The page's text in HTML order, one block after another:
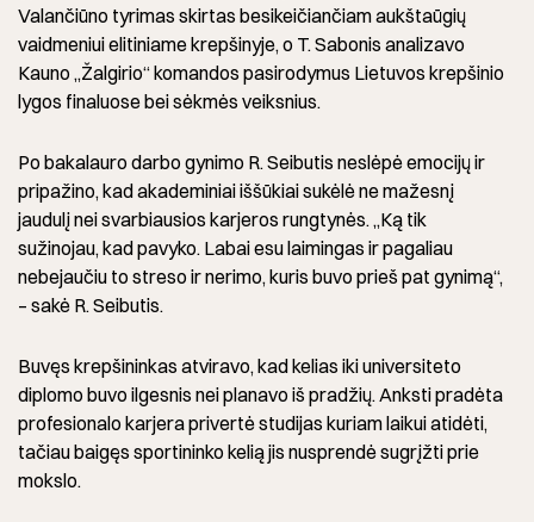
Valančiūno tyrimas skirtas besikeičiančiam aukštaūgių
vaidmeniui elitiniame krepšinyje, o T. Sabonis analizavo
Kauno „Žalgirio“ komandos pasirodymus Lietuvos krepšinio
lygos finaluose bei sėkmės veiksnius.
Po bakalauro darbo gynimo R. Seibutis neslėpė emocijų ir
pripažino, kad akademiniai iššūkiai sukėlė ne mažesnį
jaudulį nei svarbiausios karjeros rungtynės. „Ką tik
sužinojau, kad pavyko. Labai esu laimingas ir pagaliau
nebejaučiu to streso ir nerimo, kuris buvo prieš pat gynimą“,
– sakė R. Seibutis.
Buvęs krepšininkas atviravo, kad kelias iki universiteto
diplomo buvo ilgesnis nei planavo iš pradžių. Anksti pradėta
profesionalo karjera privertė studijas kuriam laikui atidėti,
tačiau baigęs sportininko kelią jis nusprendė sugrįžti prie
mokslo.